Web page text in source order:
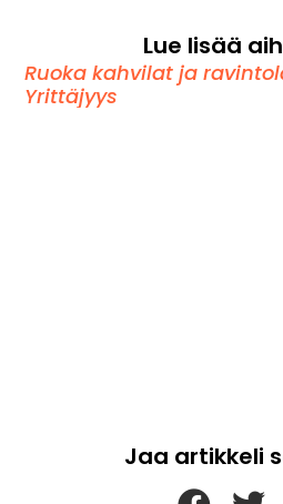
Lue lisää
Ruoka kahvilat ja
Yrittäjyys
Jaa artikkeli